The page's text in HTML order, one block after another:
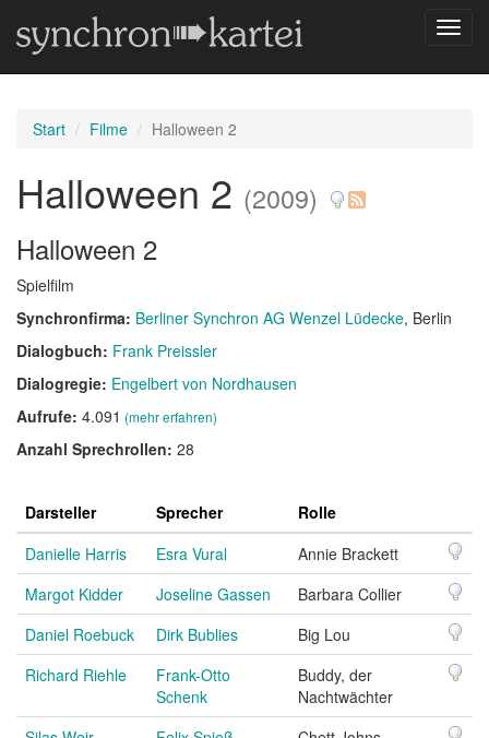
Start Filme Halloween 2
Halloween 2 (2009)
Halloween 2
Spielfilm
Synchronfirma: Berliner Synchron AG Wenzel Lüdecke, Berlin
Dialogbuch: Frank Preissler
Dialogregie: Engelbert von Nordhausen
Aufrufe: 4.091 (mehr erfahren)
Anzahl Sprechrollen: 28
Darsteller Sprecher
Rolle
Danielle Harris
Esra Vural
Annie Brackett
Margot Kidder
Joseline Gassen
Barbara Collier
Daniel Roebuck
Dirk Bublies
Big Lou
Richard Riehle
Frank-Otto
Schenk
Buddy, der
Nachtwächter